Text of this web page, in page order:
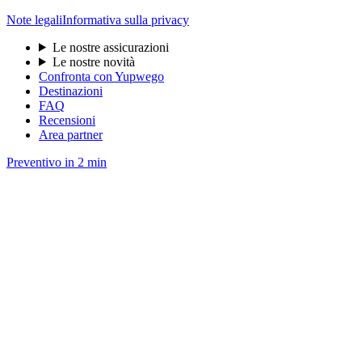
Note legaliInformativa sulla privacy
Le nostre assicurazioni
Le nostre novità
Confronta con Yupwego
Destinazioni
FAQ
Recensioni
Area partner
Preventivo in 2 min